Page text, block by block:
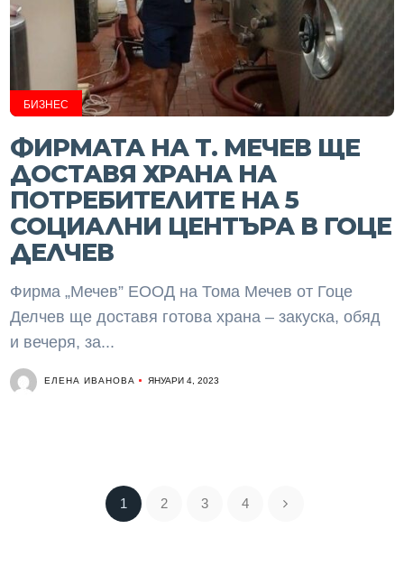
БИЗНЕС
ФИРМАТА НА Т. МЕЧЕВ ЩЕ
ДОСТАВЯ ХРАНА НА
ПОТРЕБИТЕЛИТЕ НА 5
СОЦИАЛНИ ЦЕНТЪРА В ГОЦЕ
ДЕЛЧЕВ
Фирма „Мечев” ЕООД на Тома Мечев от Гоце
Делчев ще доставя готова храна – закуска, обяд
и вечеря, за...
ЕЛЕНА ИВАНОВА ЯНУАРИ 4, 2023
1 2 3 4